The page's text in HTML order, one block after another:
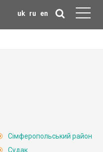
uk ru en
Сімферопольський район
Судак